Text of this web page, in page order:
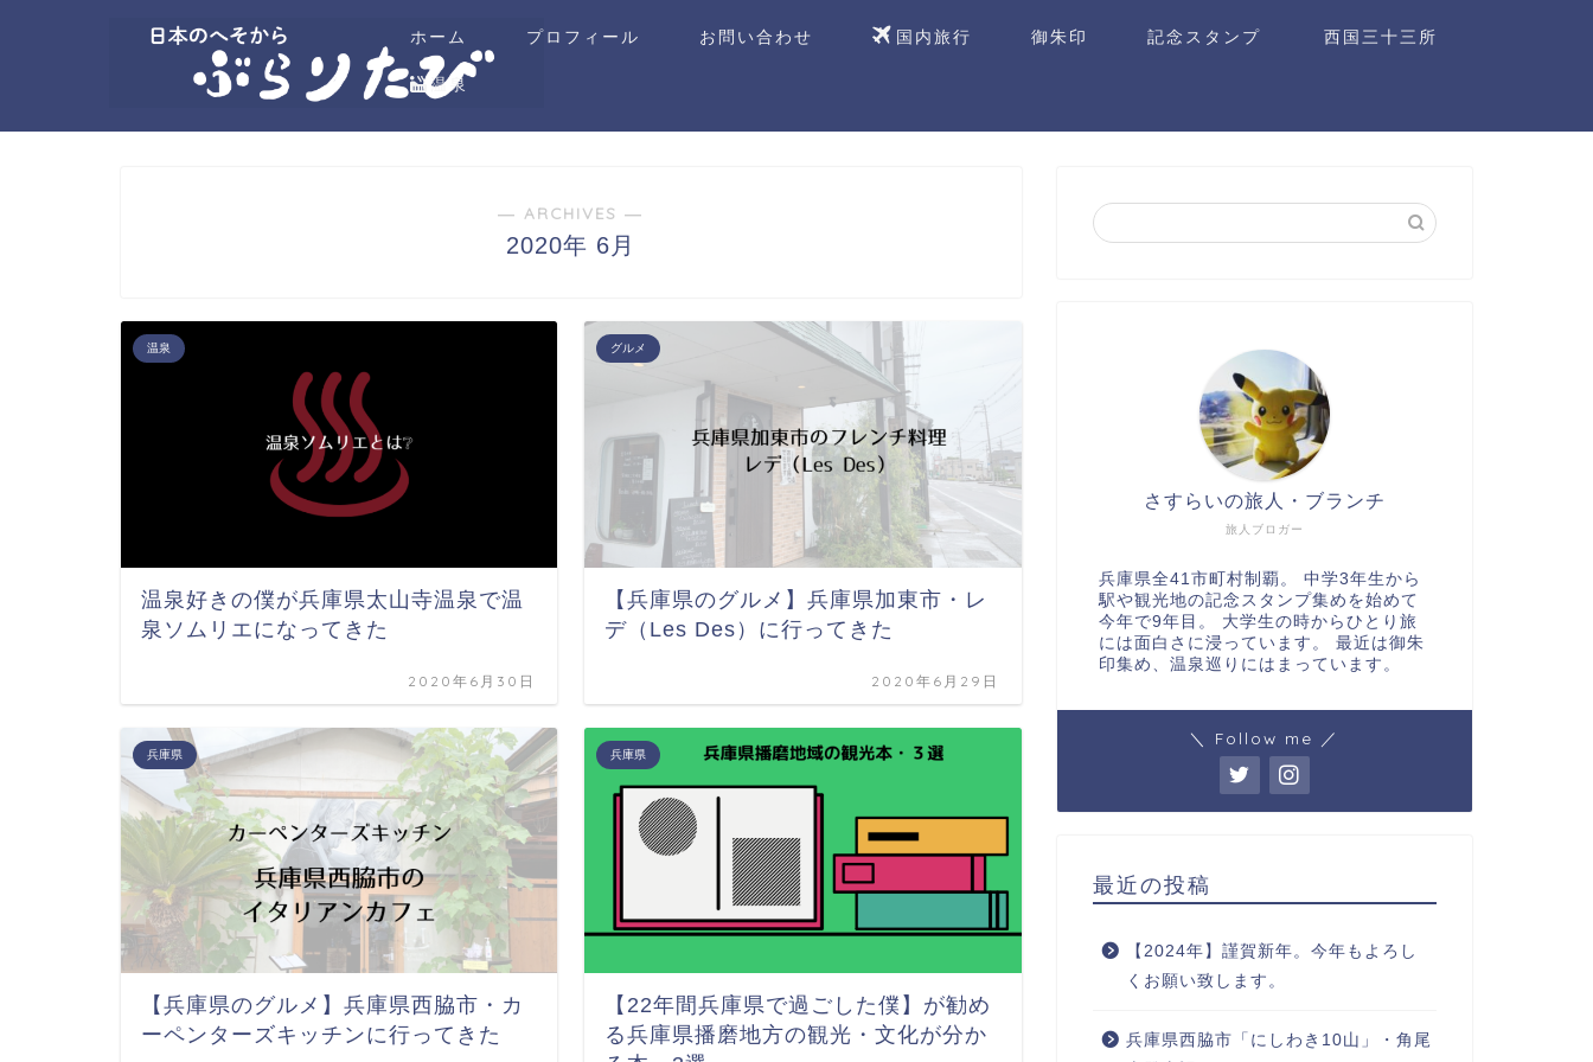
ホーム プロフィール お問い合わせ 国内旅行 御朱印 記念スタンプ 西国三十三所
温泉
― ARCHIVES ―
2020年 6月
温泉
温泉好きの僕が兵庫県太山寺温泉で温
泉ソムリエになってきた
2020年6月30日
グルメ
【兵庫県のグルメ】兵庫県加東市・レ
デ（Les Des）に行ってきた
2020年6月29日
兵庫県
【兵庫県のグルメ】兵庫県西脇市・カ
ーペンターズキッチンに行ってきた
兵庫県
【22年間兵庫県で過ごした僕】が勧め
る兵庫県播磨地方の観光・文化が分か
旅人ブロガー
さすらいの旅人・ブランチ
兵庫県全41市町村制覇。 中学3年生から
駅や観光地の記念スタンプ集めを始めて
今年で9年目。 大学生の時からひとり旅
には面白さに浸っています。 最近は御朱
印集め、温泉巡りにはまっています。
＼ Follow me ／
最近の投稿
【2024年】謹賀新年。今年もよろし
くお願い致します。
兵庫県西脇市「にしわき10山」・角尾